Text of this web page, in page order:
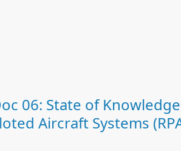
06: State of
Aircraft Systems